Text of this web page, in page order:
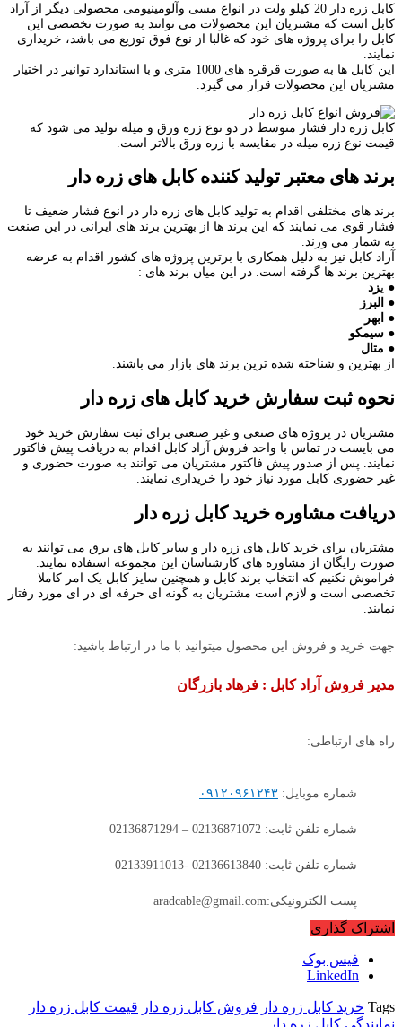
کابل زره دار 20 کیلو ولت در انواع مسی وآلومینیومی محصولی دیگر از آراد
کابل است که مشتریان این محصولات می توانند به صورت تخصصی این
کابل را برای پروژه های خود که غالبا از نوع فوق توزیع می باشد، خریداری
نمایند.
این کابل ها به صورت قرقره های 1000 متری و با استاندارد توانیر در اختیار
مشتریان این محصولات قرار می گیرد.
کابل زره دار فشار متوسط در دو نوع زره ورق و میله تولید می شود که
قیمت نوع زره میله در مقایسه با زره ورق بالاتر است.
برند های معتبر تولید کننده کابل های زره دار
برند های مختلفی اقدام به تولید کابل های زره دار در انوع فشار ضعیف تا
فشار قوی می نمایند که این برند ها از بهترین برند های ایرانی در این صنعت
به شمار می ورند.
آراد کابل نیز به دلیل همکاری با برترین پروژه های کشور اقدام به عرضه
بهترین برند ها گرفته است. در این میان برند های :
● یزد
● البرز
● ابهر
● سیمکو
● متال
از بهترین و شناخته شده ترین برند های بازار می باشند.
نحوه ثبت سفارش خرید کابل های زره دار
مشتریان در پروژه های صنعی و غیر صنعتی برای ثبت سفارش خرید خود
می بایست در تماس با واحد فروش آراد کابل اقدام به دریافت پیش فاکتور
نمایند. پس از صدور پیش فاکتور مشتریان می توانند به صورت حضوری و
غیر حضوری کابل مورد نیاز خود را خریداری نمایند.
دریافت مشاوره خرید کابل زره دار
مشتریان برای خرید کابل های زره دار و سایر کابل های برق می توانند به
صورت رایگان از مشاوره های کارشناسان این مجموعه استفاده نمایند.
فراموش نکنیم که انتخاب برند کابل و همچنین سایز کابل یک امر کاملا
تخصصی است و لازم است مشتریان به گونه ای حرفه ای در ای مورد رفتار
نمایند.
جهت خرید و فروش این محصول میتوانید با ما در ارتباط باشید:
مدیر فروش آراد کابل : فرهاد بازرگان
راه های ارتباطی:
شماره موبایل: ۰۹۱۲۰۹۶۱۲۴۳
شماره تلفن ثابت: 02136871072 – 02136871294
شماره تلفن ثابت: 02136613840 -02133911013
پست الکترونیکی:aradcable@gmail.com
اشتراک گذاری
فیس بوک
LinkedIn
Tags خرید کابل زره دار فروش کابل زره دار قیمت کابل زره دار
نمایندگی کابل زره دار